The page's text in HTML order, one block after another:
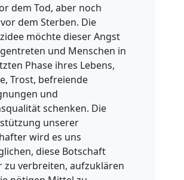
dem Tod, aber noch
dem Sterben. Die
möchte dieser Angst
und Menschen in
Phase ihres Lebens,
Trost, befreiende
und
schenken. Die
unserer
wird es uns
diese Botschaft
zu verbreiten, aufzuklären